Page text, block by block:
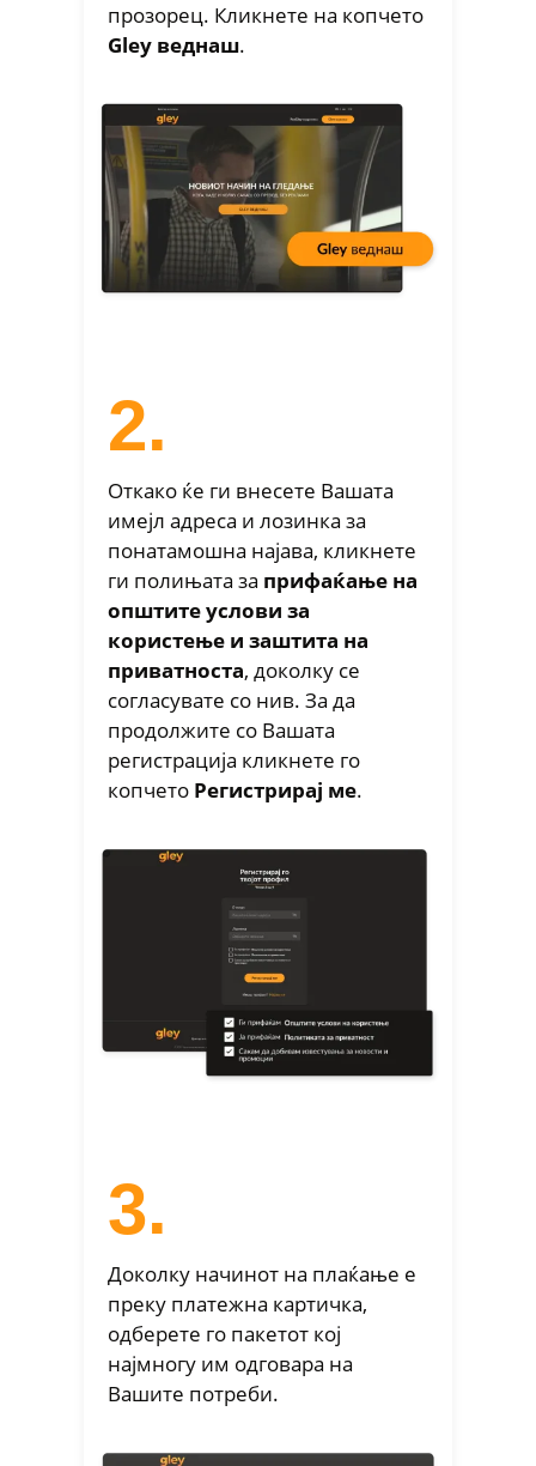
прозорец. Кликнете на копчето
Gley веднаш.
2.
Откако ќе ги внесете Вашата
имејл адреса и лозинка за
понатамошна најава, кликнете
ги полињата за прифаќање на
општите услови за
користење и заштита на
приватноста, доколку се
согласувате со нив. За да
продолжите со Вашата
регистрација кликнете го
копчето Регистрирај ме.
3.
Доколку начинот на плаќање е
преку платежна картичка,
одберете го пакетот кој
најмногу им одговара на
Вашите потреби.